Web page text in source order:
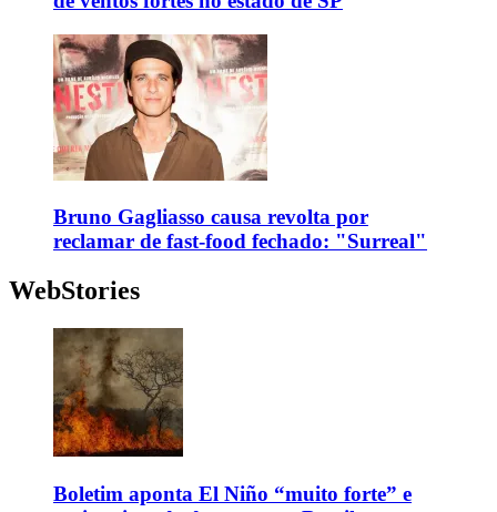
Bruno Gagliasso causa revolta por
reclamar de fast-food fechado: "Surreal"
WebStories
Boletim aponta El Niño “muito forte” e